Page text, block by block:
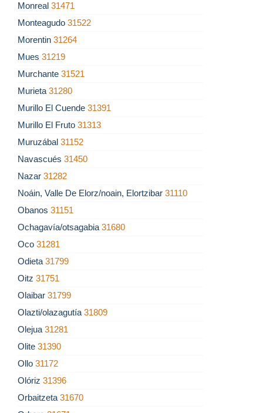
Monreal 31471
Monteagudo 31522
Morentin 31264
Mues 31219
Murchante 31521
Murieta 31280
Murillo El Cuende 31391
Murillo El Fruto 31313
Muruzábal 31152
Navascués 31450
Nazar 31282
Noáin, Valle De Elorz/noain, Elortzibar 31110
Obanos 31151
Ochagavía/otsagabia 31680
Oco 31281
Odieta 31799
Oitz 31751
Olaibar 31799
Olazti/olazagutía 31809
Olejua 31281
Olite 31390
Ollo 31172
Olóriz 31396
Orbaitzeta 31670